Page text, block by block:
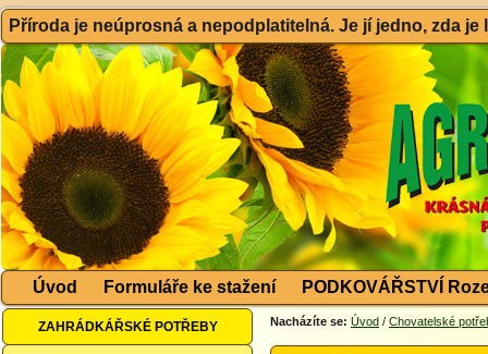
Příroda je neúprosná a nepodplatitelná. Je jí jedno, zda
Úvod Formuláře ke stažení PODKOVÁŘSTVÍ
ZAHRÁDKÁŘSKÉ POTŘEBY Nacházíte se: Úvod / Chovatelské